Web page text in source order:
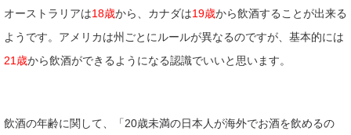
オーストラリアは18歳から、カナダは19歳から飲酒することが出来る
ようです。アメリカは州ごとにルールが異なるのですが、基本的には
21歳から飲酒ができるようになる認識でいいと思います。
飲酒の年齢に関して、「20歳未満の日本人が海外でお酒を飲めるの